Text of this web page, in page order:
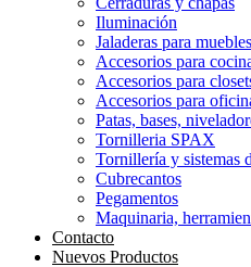
Iluminación
Jaladeras para muebles
Accesorios para
Accesorios para
Accesorios para
Patas, bases,
Tornilleria SPAX
Tornillería y sistemas
Cubrecantos
Pegamentos
Maquinaria,
Contacto
Nuevos Productos